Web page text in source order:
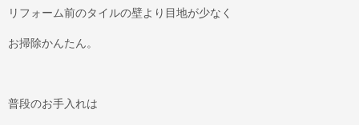
リフォーム前のタイルの壁より目地が少なく
お掃除かんたん。
普段のお手入れは